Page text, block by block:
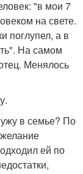
"в мои 7
на свете.
поглупел, а в
На самом
Менялось
в семье? По
ей по